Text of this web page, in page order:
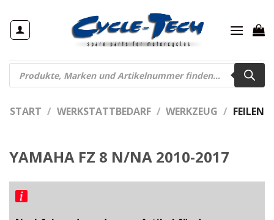
Inhalt
springen
Products
search
START / WERKSTATTBEDARF / WERKZEUG / FEILEN
YAMAHA FZ 8 N/NA 2010-2017